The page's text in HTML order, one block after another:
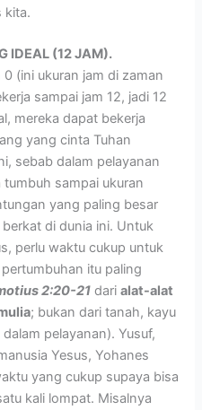
kita.
IDEAL (12 JAM).
(ini ukuran jam di zaman
sampai jam 12, jadi 12
mereka dapat bekerja
yang cinta Tuhan
sebab dalam pelayanan
sampai ukuran
yang paling besar
di dunia ini. Untuk
perlu waktu cukup untuk
itu paling
2:20-21 darialat-alat
; bukan dari tanah, kayu
pelayanan). Yusuf,
Yesus, Yohanes
yang cukup supaya bisa
kali lompat. Misalnya